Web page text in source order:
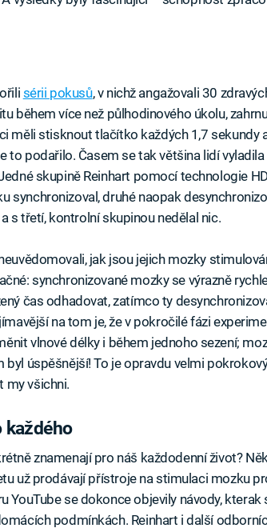
sérii pokusů, v nichž angažovali 30
během více než půlhodinového úkolu,
měli stisknout tlačítko každých 1,7 sekundy
to podařilo. Časem se tak většina lidí
skupině Reinhart pomocí technologie
synchronizoval, druhé naopak
s třetí, kontrolní skupinou nedělal nic.
jak jsou jejich mozky
synchronizované mozky se výrazně
čas odhadovat, zatímco ty
na tom je, že v pokročilé fázi
vlnové délky i během jednoho sezení;
byl úspěšnější! To je opravdu velmi
my všichni.
každého
znamenají pro náš každodenní život?
už prodávají přístroje na stimulaci mozku
YouTube se dokonce objevily návody, kterak
podmínkách. Reinhart i další